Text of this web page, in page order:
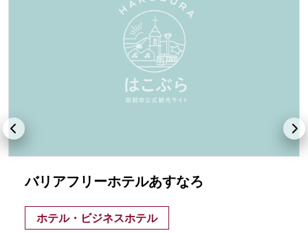
バリアフリーホテルあすなろ
ホテル・ビジネスホテル